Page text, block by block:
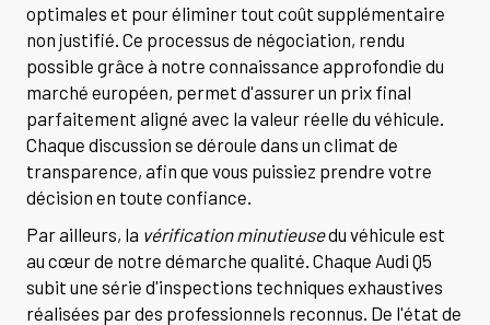
optimales et pour éliminer tout coût supplémentaire
non justifié. Ce processus de négociation, rendu
possible grâce à notre connaissance approfondie du
marché européen, permet d'assurer un prix final
parfaitement aligné avec la valeur réelle du véhicule.
Chaque discussion se déroule dans un climat de
transparence, afin que vous puissiez prendre votre
décision en toute confiance.
Par ailleurs, la vérification minutieusedu véhicule est
au cœur de notre démarche qualité. Chaque Audi Q5
subit une série d'inspections techniques exhaustives
réalisées par des professionnels reconnus. De l'état de